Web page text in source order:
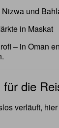
und
in Maskat
– in Oman
die
verläuft,